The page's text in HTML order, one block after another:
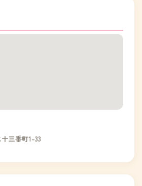
三番町1-33